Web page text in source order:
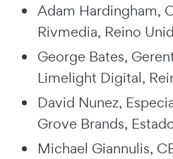
Adam Hardingham,
Rivmedia, Reino
George Bates,
Limelight Digital,
David Nunez,
Grove Brands,
Michael Giannulis,